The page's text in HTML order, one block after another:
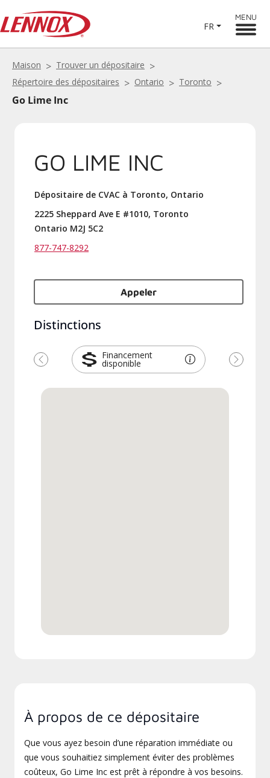
FR
MENU
Maison
Trouver un dépositaire
Répertoire des dépositaires
Ontario Toronto
Go Lime Inc
GO LIME INC
Dépositaire de CVAC à Toronto, Ontario
2225 Sheppard Ave E #1010, Toronto
Ontario M2J 5C2
877-747-8292
Appeler
Distinctions
Financement
disponible
Previous Next
À propos de ce dépositaire
Que vous ayez besoin d’une réparation immédiate ou
que vous souhaitiez simplement éviter des problèmes
coûteux, Go Lime Inc est prêt à répondre à vos besoins.